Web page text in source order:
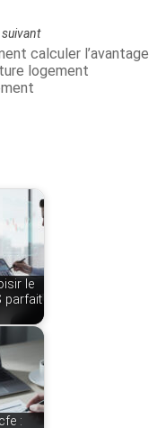
calculer l’avantage
logement
le
parfait
: